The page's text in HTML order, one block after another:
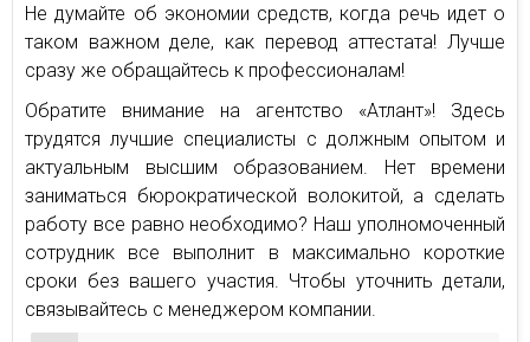
Не думайте об экономии средств, когда речь идет о
таком важном деле, как перевод аттестата! Лучше
сразу же обращайтесь к профессионалам!
Обратите внимание на агентство «Атлант»! Здесь
трудятся лучшие специалисты с должным опытом и
актуальным высшим образованием. Нет времени
заниматься бюрократической волокитой, а сделать
работу все равно необходимо? Наш уполномоченный
сотрудник все выполнит в максимально короткие
сроки без вашего участия. Чтобы уточнить детали,
связывайтесь с менеджером компании.